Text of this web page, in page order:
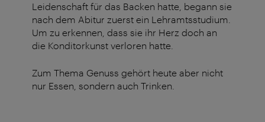
Leidenschaft für das Backen hatte, begann sie
nach dem Abitur zuerst ein Lehramtsstudium.
Um zu erkennen, dass sie ihr Herz doch an
die Konditorkunst verloren hatte.
Zum Thema Genuss gehört heute aber nicht
nur Essen, sondern auch Trinken.